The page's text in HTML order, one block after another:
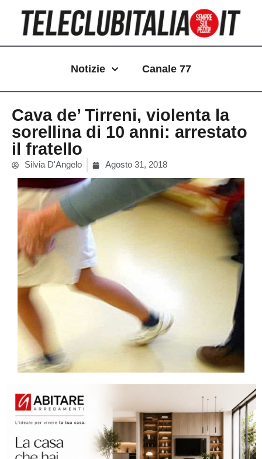
contenuto
Notizie Canale 77
Cava de’ Tirreni, violenta la
sorellina di 10 anni: arrestato
il fratello
Silvia D'Angelo Agosto 31, 2018